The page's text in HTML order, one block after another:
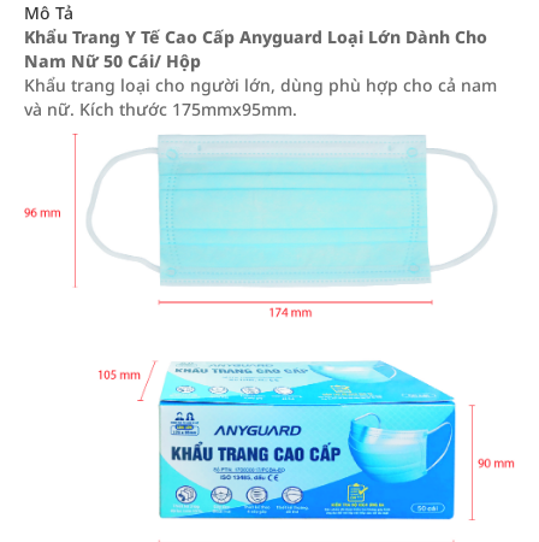
Mô Tả
Khẩu Trang Y Tế Cao Cấp Anyguard Loại Lớn Dành Cho
Nam Nữ 50 Cái/ Hộp
Khẩu trang loại cho người lớn, dùng phù hợp cho cả nam
và nữ. Kích thước 175mmx95mm.